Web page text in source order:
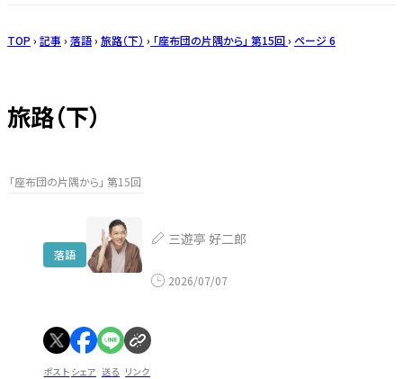
TOP › 記事 › 落語› 旅路（下） › 「座布団の片隅から」 第15回› ページ 6
旅路（下）
「座布団の片隅から」 第15回
落語
三遊亭 好二郎
2026/07/07
ポスト シェア 送る リンク